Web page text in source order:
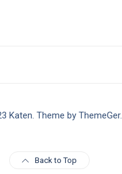
Katen. Theme by ThemeGer.
Back to Top